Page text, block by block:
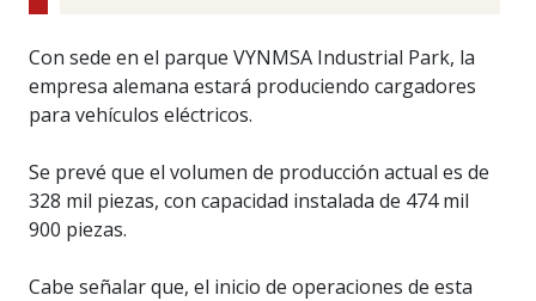
Con sede en el parque VYNMSA Industrial Park, la
empresa alemana estará produciendo cargadores
para vehículos eléctricos.
Se prevé que el volumen de producción actual es de
328 mil piezas, con capacidad instalada de 474 mil
900 piezas.
Cabe señalar que, el inicio de operaciones de esta